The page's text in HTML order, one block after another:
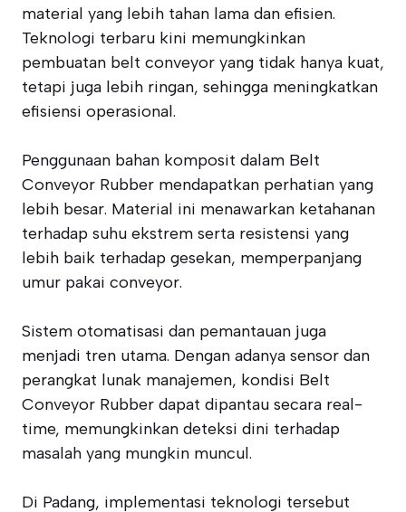
material yang lebih tahan lama dan efisien.
Teknologi terbaru kini memungkinkan
pembuatan belt conveyor yang tidak hanya kuat,
tetapi juga lebih ringan, sehingga meningkatkan
efisiensi operasional.
Penggunaan bahan komposit dalam Belt
Conveyor Rubber mendapatkan perhatian yang
lebih besar. Material ini menawarkan ketahanan
terhadap suhu ekstrem serta resistensi yang
lebih baik terhadap gesekan, memperpanjang
umur pakai conveyor.
Sistem otomatisasi dan pemantauan juga
menjadi tren utama. Dengan adanya sensor dan
perangkat lunak manajemen, kondisi Belt
Conveyor Rubber dapat dipantau secara real-
time, memungkinkan deteksi dini terhadap
masalah yang mungkin muncul.
Di Padang, implementasi teknologi tersebut